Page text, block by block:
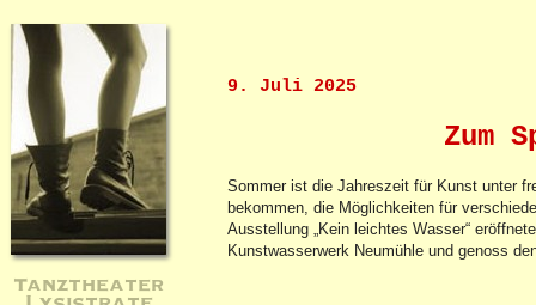
Tanztheater
9. Juli 2025
Zum
Sommer ist die Jahreszeit für Kunst unter
bekommen, die Möglichkeiten für
Ausstellung „Kein leichtes Wasser“
Kunstwasserwerk Neumühle und genoss